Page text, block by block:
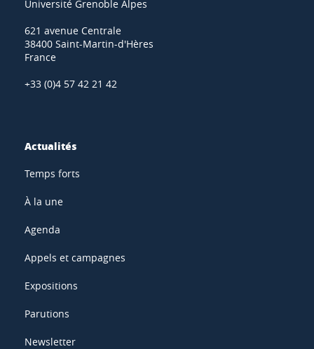
Université Grenoble Alpes
621 avenue Centrale
38400 Saint-Martin-d'Hères
France
+33 (0)4 57 42 21 42
Actualités
Temps forts
À la une
Agenda
Appels et campagnes
Expositions
Parutions
Newsletter